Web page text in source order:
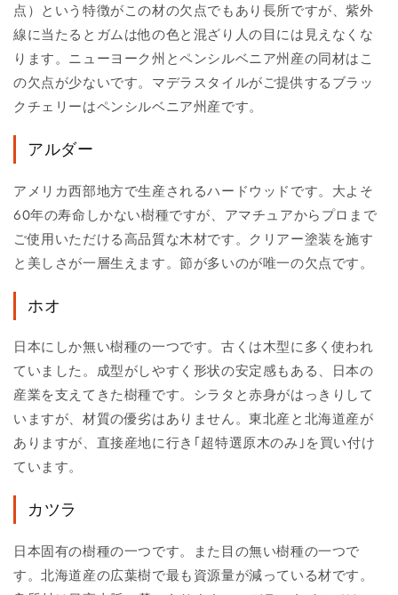
点）という特徴がこの材の欠点でもあり長所ですが、紫外
線に当たるとガムは他の色と混ざり人の目には見えなくな
ります。ニューヨーク州とペンシルベニア州産の同材はこ
の欠点が少ないです。マデラスタイルがご提供するブラッ
クチェリーはペンシルベニア州産です。
アルダー
アメリカ西部地方で生産されるハードウッドです。大よそ
60年の寿命しかない樹種ですが、アマチュアからプロまで
ご使用いただける高品質な木材です。クリアー塗装を施す
と美しさが一層生えます。節が多いのが唯一の欠点です。
ホオ
日本にしか無い樹種の一つです。古くは木型に多く使われ
ていました。成型がしやすく形状の安定感もある、日本の
産業を支えてきた樹種です。シラタと赤身がはっきりして
いますが、材質の優劣はありません。東北産と北海道産が
ありますが、直接産地に行き｢超特選原木のみ｣を買い付け
ています。
カツラ
日本固有の樹種の一つです。また目の無い樹種の一つで
す。北海道産の広葉樹で最も資源量が減っている材です。